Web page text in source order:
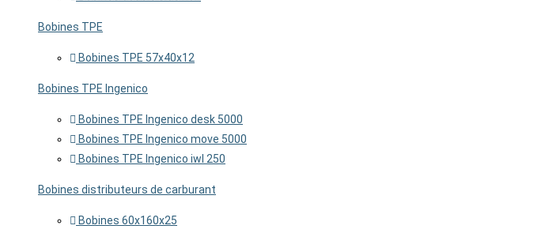
Bobines TPE
Bobines TPE 57x40x12
Bobines TPE Ingenico
Bobines TPE Ingenico desk 5000
Bobines TPE Ingenico move 5000
Bobines TPE Ingenico iwl 250
Bobines distributeurs de carburant
Bobines 60x160x25